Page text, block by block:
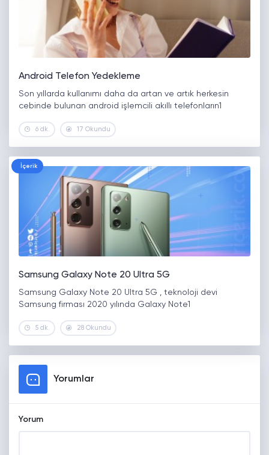
Android Telefon Yedekleme
Son yıllarda kullanımı daha da artan ve artık herkesin
cebinde bulunan android işlemcili akıllı telefonların1
6 dk. 17 Okundu
İçerik
Samsung Galaxy Note 20 Ultra 5G
Samsung Galaxy Note 20 Ultra 5G , teknoloji devi
Samsung firması 2020 yılında Galaxy Note1
5 dk. 28 Okundu
Yorumlar
Yorum